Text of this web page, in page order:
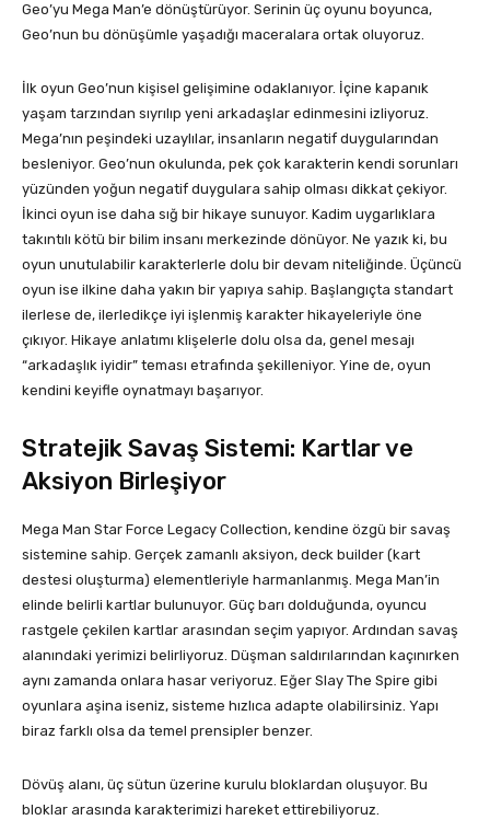
Geo’yu Mega Man’e dönüştürüyor. Serinin üç oyunu boyunca,
Geo’nun bu dönüşümle yaşadığı maceralara ortak oluyoruz.
İlk oyun Geo’nun kişisel gelişimine odaklanıyor. İçine kapanık
yaşam tarzından sıyrılıp yeni arkadaşlar edinmesini izliyoruz.
Mega’nın peşindeki uzaylılar, insanların negatif duygularından
besleniyor. Geo’nun okulunda, pek çok karakterin kendi sorunları
yüzünden yoğun negatif duygulara sahip olması dikkat çekiyor.
İkinci oyun ise daha sığ bir hikaye sunuyor. Kadim uygarlıklara
takıntılı kötü bir bilim insanı merkezinde dönüyor. Ne yazık ki, bu
oyun unutulabilir karakterlerle dolu bir devam niteliğinde. Üçüncü
oyun ise ilkine daha yakın bir yapıya sahip. Başlangıçta standart
ilerlese de, ilerledikçe iyi işlenmiş karakter hikayeleriyle öne
çıkıyor. Hikaye anlatımı klişelerle dolu olsa da, genel mesajı
“arkadaşlık iyidir” teması etrafında şekilleniyor. Yine de, oyun
kendini keyifle oynatmayı başarıyor.
Stratejik Savaş Sistemi: Kartlar ve
Aksiyon Birleşiyor
Mega Man Star Force Legacy Collection, kendine özgü bir savaş
sistemine sahip. Gerçek zamanlı aksiyon, deck builder (kart
destesi oluşturma) elementleriyle harmanlanmış. Mega Man’in
elinde belirli kartlar bulunuyor. Güç barı dolduğunda, oyuncu
rastgele çekilen kartlar arasından seçim yapıyor. Ardından savaş
alanındaki yerimizi belirliyoruz. Düşman saldırılarından kaçınırken
aynı zamanda onlara hasar veriyoruz. Eğer Slay The Spire gibi
oyunlara aşina iseniz, sisteme hızlıca adapte olabilirsiniz. Yapı
biraz farklı olsa da temel prensipler benzer.
Dövüş alanı, üç sütun üzerine kurulu bloklardan oluşuyor. Bu
bloklar arasında karakterimizi hareket ettirebiliyoruz.